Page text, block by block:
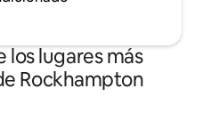
los lugares más
Rockhampton